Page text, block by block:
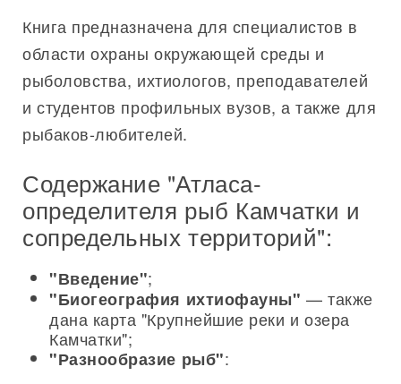
Книга предназначена для специалистов в
области охраны окружающей среды и
рыболовства, ихтиологов, преподавателей
и студентов профильных вузов, а также для
рыбаков-любителей.
Содержание "Атласа-
определителя рыб Камчатки и
сопредельных территорий":
"Введение";
"Биогеография ихтиофауны" — также
дана карта "Крупнейшие реки и озера
Камчатки";
"Разнообразие рыб":